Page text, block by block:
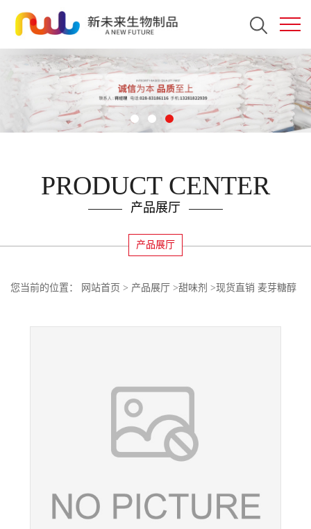
PRODUCT CENTER
产品展厅
产品展厅
您当前的位置： 网站首页 > 产品展厅 >甜味剂 >现货直销 麦芽糖醇